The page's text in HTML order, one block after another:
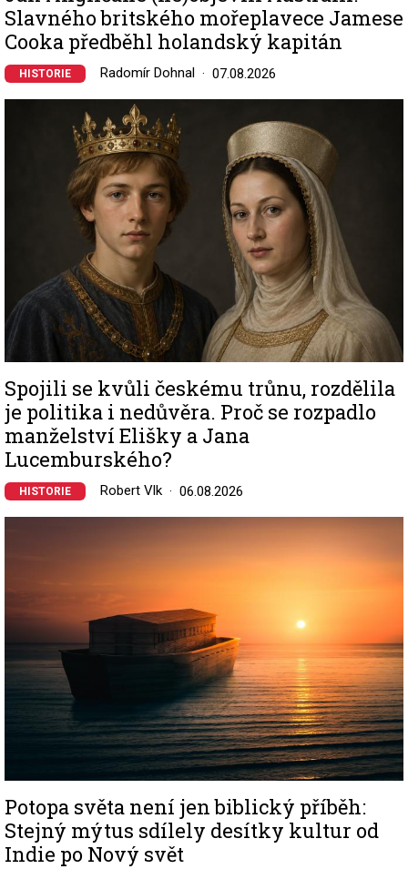
Slavného britského mořeplavece Jamese
Cooka předběhl holandský kapitán
HISTORIE Radomír Dohnal 07.08.2026
Spojili se kvůli českému trůnu, rozdělila
je politika i nedůvěra. Proč se rozpadlo
manželství Elišky a Jana
Lucemburského?
HISTORIE Robert Vlk 06.08.2026
Potopa světa není jen biblický příběh:
Stejný mýtus sdílely desítky kultur od
Indie po Nový svět